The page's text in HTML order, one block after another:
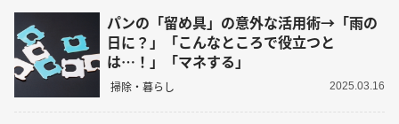
パンの「留め具」の意外な活用術→「雨の
日に？」「こんなところで役立つと
は…！」「マネする」
掃除・暮らし 2025.03.16